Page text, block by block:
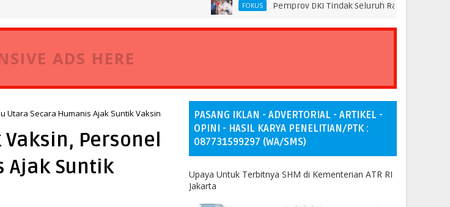
FOKUS Pemprov DKI Tindak Seluruh Rantai Praktik
ADS HERE
Utara Secara Humanis Ajak Suntik Vaksin
Personel
Ajak Suntik
PASANG IKLAN - ADVERTORIAL - ARTIKEL -
OPINI - HASIL KARYA PENELITIAN/PTK :
087731599297 (WA/SMS)
Upaya Untuk Terbitnya SHM di Kementerian ATR RI
Jakarta